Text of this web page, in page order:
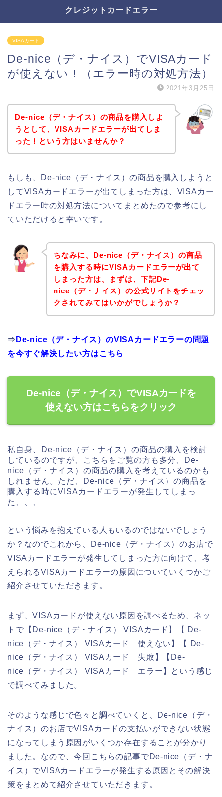
クレジットカードエラー
VISAカード
De-nice（デ・ナイス）でVISAカード
が使えない！（エラー時の対処方法）
2021年3月25日
De-nice（デ・ナイス）の商品を購入しよ
うとして、VISAカードエラーが出てしま
った！という方はいませんか？
もしも、De-nice（デ・ナイス）の商品を購入しようと
してVISAカードエラーが出てしまった方は、VISAカー
ドエラー時の対処方法についてまとめたので参考にし
ていただけると幸いです。
ちなみに、De-nice（デ・ナイス）の商品
を購入する時にVISAカードエラーが出て
しまった方は、まずは、下記De-
nice（デ・ナイス）の公式サイトをチェッ
クされてみてはいかがでしょうか？
⇒ De-nice（デ・ナイス）のVISAカードエラーの問題
を今すぐ解決したい方はこちら
De-nice（デ・ナイス）でVISAカードを
使えない方はこちらをクリック
私自身、De-nice（デ・ナイス）の商品の購入を検討
しているのですが、こちらをご覧の方も多分、De-
nice（デ・ナイス）の商品の購入を考えているのかも
しれません。ただ、De-nice（デ・ナイス）の商品を
購入する時にVISAカードエラーが発生してしまっ
た、、、
という悩みを抱えている人もいるのではないでしょう
か？なのでこれから、De-nice（デ・ナイス）のお店で
VISAカードエラーが発生してしまった方に向けて、考
えられるVISAカードエラーの原因についていくつかご
紹介させていただきます。
まず、VISAカードが使えない原因を調べるため、ネッ
トで【De-nice（デ・ナイス） VISAカード】【 De-
nice（デ・ナイス） VISAカード 使えない】【 De-
nice（デ・ナイス） VISAカード 失敗】【De-
nice（デ・ナイス） VISAカード エラー】という感じ
で調べてみました。
そのような感じで色々と調べていくと、De-nice（デ・
ナイス）のお店でVISAカードの支払いができない状態
になってしまう原因がいくつか存在することが分かり
ました。なので、今回こちらの記事でDe-nice（デ・ナ
イス）でVISAカードエラーが発生する原因とその解決
策をまとめて紹介させていただきます。